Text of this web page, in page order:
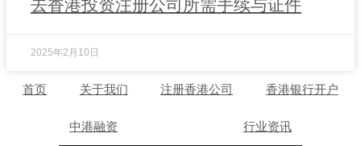
去香港投资注册公司所需手续与证件
2025年2月10日
首页 关于我们 注册香港公司 香港银行开户
中港融资 行业资讯